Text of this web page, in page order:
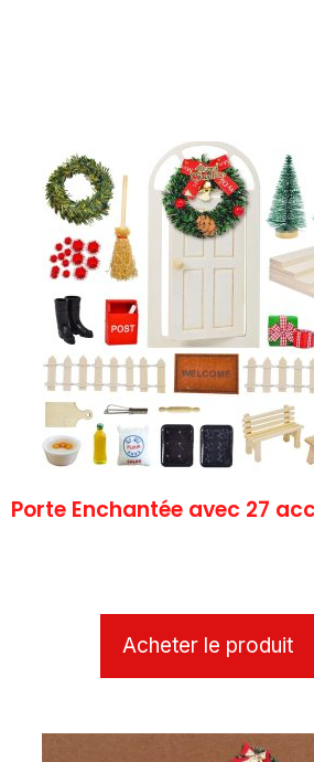
Porte Enchantée avec 27
Acheter le produit